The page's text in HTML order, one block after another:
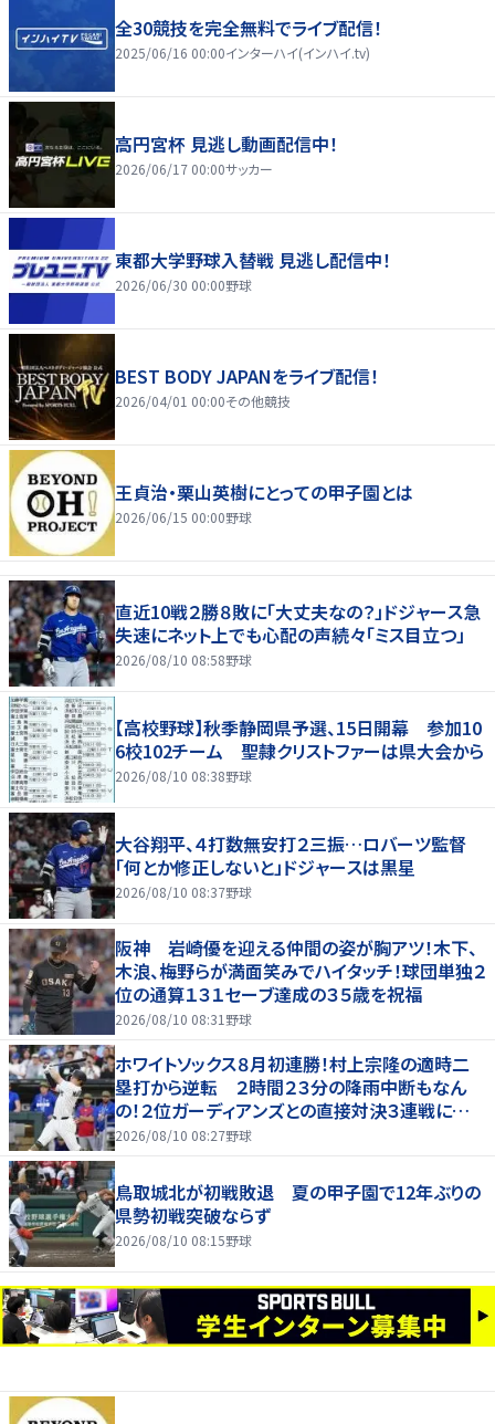
全30競技を完全無料でライブ配信！
2025/06/16 00:00インターハイ(インハイ.tv)
高円宮杯 見逃し動画配信中！
2026/06/17 00:00サッカー
東都大学野球入替戦 見逃し配信中！
2026/06/30 00:00野球
BEST BODY JAPANをライブ配信！
2026/04/01 00:00その他競技
王貞治・栗山英樹にとっての甲子園とは
2026/06/15 00:00野球
直近10戦２勝８敗に「大丈夫なの？」ドジャース急
失速にネット上でも心配の声続々「ミス目立つ」
2026/08/10 08:58野球
【高校野球】秋季静岡県予選、15日開幕 参加10
6校102チーム 聖隷クリストファーは県大会から
2026/08/10 08:38野球
大谷翔平、４打数無安打２三振…ロバーツ監督
「何とか修正しないと」ドジャースは黒星
2026/08/10 08:37野球
阪神 岩崎優を迎える仲間の姿が胸アツ！木下、
木浪、梅野らが満面笑みでハイタッチ！球団単独２
位の通算１３１セーブ達成の３５歳を祝福
2026/08/10 08:31 野球
ホワイトソックス８月初連勝！村上宗隆の適時二
塁打から逆転 ２時間２３分の降雨中断もなん
の！２位ガーディアンズとの直接対決３連戦に勝ち
越し
2026/08/10 08:27野球
鳥取城北が初戦敗退 夏の甲子園で12年ぶりの
県勢初戦突破ならず
2026/08/10 08:15野球